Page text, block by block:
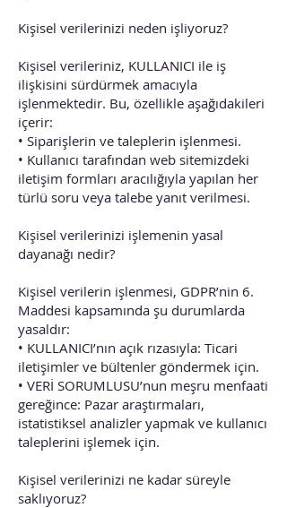
Kişisel verilerinizi neden işliyoruz?
Kişisel verileriniz, KULLANICI ile iş
ilişkisini sürdürmek amacıyla
işlenmektedir. Bu, özellikle aşağıdakileri
içerir:
• Siparişlerin ve taleplerin işlenmesi.
• Kullanıcı tarafından web sitemizdeki
iletişim formları aracılığıyla yapılan her
türlü soru veya talebe yanıt verilmesi.
Kişisel verilerinizi işlemenin yasal
dayanağı nedir?
Kişisel verilerin işlenmesi, GDPR’nin 6.
Maddesi kapsamında şu durumlarda
yasaldır:
• KULLANICI’nın açık rızasıyla: Ticari
iletişimler ve bültenler göndermek için.
• VERİ SORUMLUSU’nun meşru menfaati
gereğince: Pazar araştırmaları,
istatistiksel analizler yapmak ve kullanıcı
taleplerini işlemek için.
Kişisel verilerinizi ne kadar süreyle
saklıyoruz?